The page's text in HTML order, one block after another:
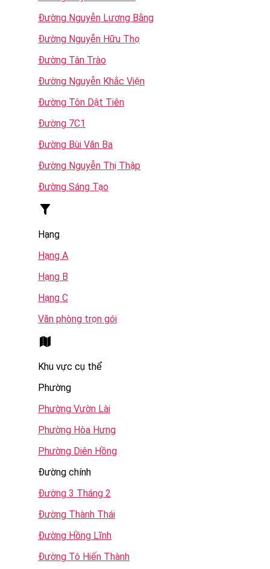
Đường Nguyễn Lương Bằng
Đường Nguyễn Hữu Thọ
Đường Tân Trào
Đường Nguyễn Khắc Viện
Đường Tôn Dật Tiên
Đường 7C1
Đường Bùi Văn Ba
Đường Nguyễn Thị Thập
Đường Sáng Tạo
Hạng
Hạng A
Hạng B
Hạng C
Văn phòng trọn gói
Khu vực cụ thể
Phường
Phường Vườn Lài
Phường Hòa Hưng
Phường Diên Hồng
Đường chính
Đường 3 Tháng 2
Đường Thành Thái
Đường Hồng Lĩnh
Đường Tô Hiến Thành